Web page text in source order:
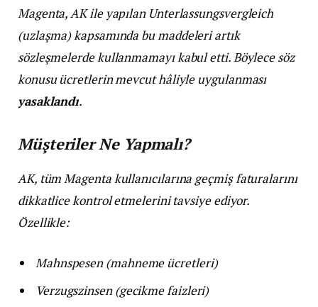
Magenta, AK ile yapılan Unterlassungsvergleich
(uzlaşma) kapsamında bu maddeleri artık
sözleşmelerde kullanmamayı kabul etti. Böylece söz
konusu ücretlerin mevcut hâliyle uygulanması
yasaklandı.
Müşteriler Ne Yapmalı?
AK, tüm Magenta kullanıcılarına geçmiş faturalarını
dikkatlice kontrol etmelerini tavsiye ediyor.
Özellikle:
Mahnspesen (mahneme ücretleri)
Verzugszinsen (gecikme faizleri)